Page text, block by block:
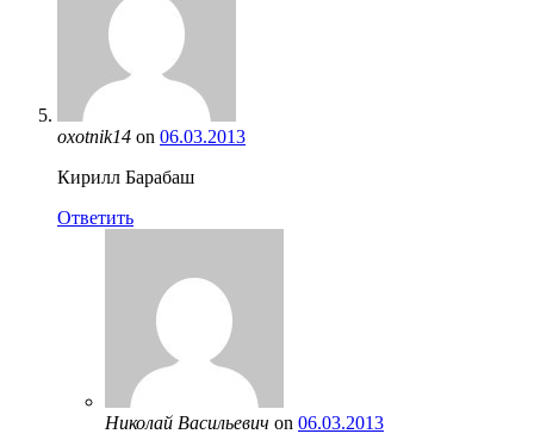
oxotnik14 on 06.03.2013
Кирилл Барабаш
Ответить
Николай Васильевич on 06.03.2013